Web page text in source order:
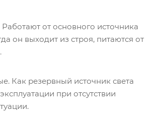
от основного источника
он выходит из строя, питаются от
Как резервный источник света
при отсутствии